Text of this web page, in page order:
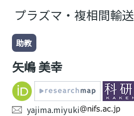
プラズマ・複相間輸送
助教
矢嶋 美幸
yajima.miyuki